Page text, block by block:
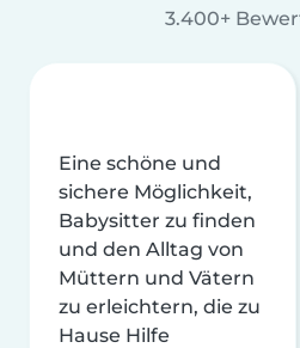
3.400+
Eine schöne und
sichere Möglichkeit,
Babysitter zu finden
und den Alltag von
Müttern und Vätern
zu erleichtern, die zu
Hause Hilfe